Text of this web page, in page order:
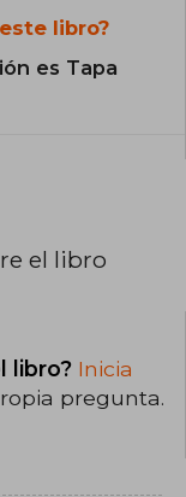
libro?
es Tapa
el libro
libro? Inicia
pregunta.